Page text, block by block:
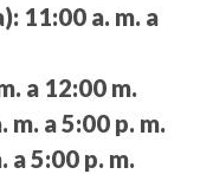
11:00 a. m. a
a 12:00 m.
m. a 5:00 p. m.
a 5:00 p. m.